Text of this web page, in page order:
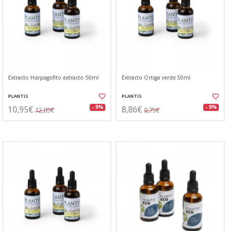
Extracto Harpagofito extracto 50ml
PLANTIS
10,95€ 12,05€ - 9%
Extracto Ortiga verde 50ml
PLANTIS
8,86€ 9,75€ - 9%